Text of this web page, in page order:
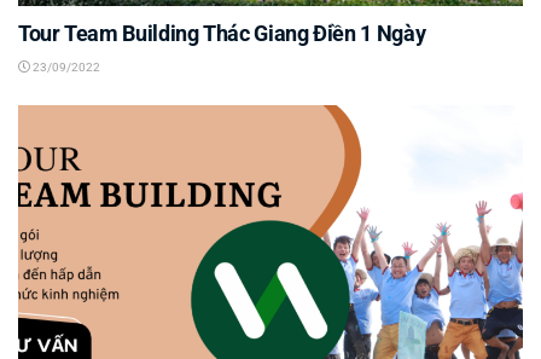
Tour Team Building Thác Giang Điền 1 Ngày
23/09/2022